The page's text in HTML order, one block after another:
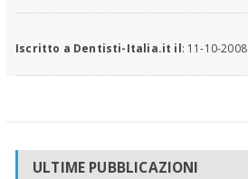
Iscritto a Dentisti-Italia.it il: 11-10-2008
ULTIME PUBBLICAZIONI